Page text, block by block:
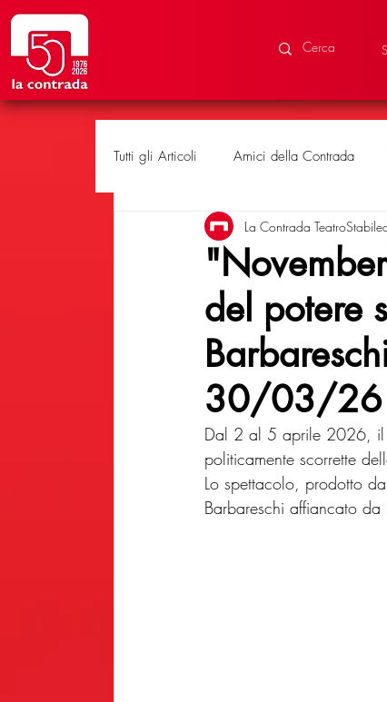
Tutti gli Articoli Amici della Contrada
Eventi speciali Produzioni
del potere
30/03/26
La Contrada
Dal 2 al 5 aprile 2026, il
politicamente scorrette
Lo spettacolo, prodotto
Barbareschi affiancato